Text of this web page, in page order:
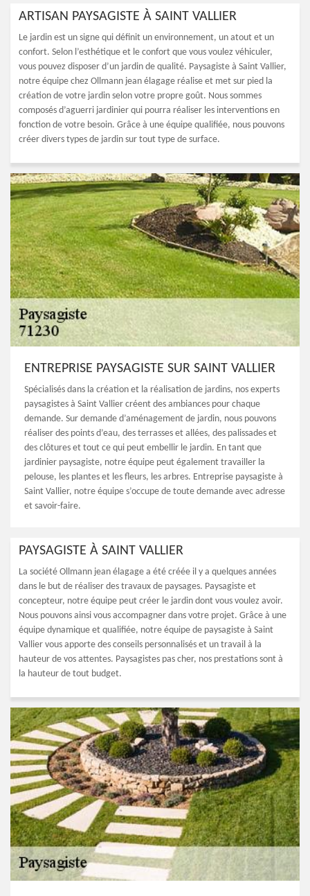
ARTISAN PAYSAGISTE À SAINT VALLIER
Le jardin est un signe qui définit un environnement, un atout et un
confort. Selon l’esthétique et le confort que vous voulez véhiculer,
vous pouvez disposer d’un jardin de qualité. Paysagiste à Saint Vallier,
notre équipe chez Ollmann jean élagage réalise et met sur pied la
création de votre jardin selon votre propre goût. Nous sommes
composés d’aguerri jardinier qui pourra réaliser les interventions en
fonction de votre besoin. Grâce à une équipe qualifiée, nous pouvons
créer divers types de jardin sur tout type de surface.
ENTREPRISE PAYSAGISTE SUR SAINT VALLIER
Spécialisés dans la création et la réalisation de jardins, nos experts
paysagistes à Saint Vallier créent des ambiances pour chaque
demande. Sur demande d’aménagement de jardin, nous pouvons
réaliser des points d’eau, des terrasses et allées, des palissades et
des clôtures et tout ce qui peut embellir le jardin. En tant que
jardinier paysagiste, notre équipe peut également travailler la
pelouse, les plantes et les fleurs, les arbres. Entreprise paysagiste à
Saint Vallier, notre équipe s’occupe de toute demande avec adresse
et savoir-faire.
PAYSAGISTE À SAINT VALLIER
La société Ollmann jean élagage a été créée il y a quelques années
dans le but de réaliser des travaux de paysages. Paysagiste et
concepteur, notre équipe peut créer le jardin dont vous voulez avoir.
Nous pouvons ainsi vous accompagner dans votre projet. Grâce à une
équipe dynamique et qualifiée, notre équipe de paysagiste à Saint
Vallier vous apporte des conseils personnalisés et un travail à la
hauteur de vos attentes. Paysagistes pas cher, nos prestations sont à
la hauteur de tout budget.